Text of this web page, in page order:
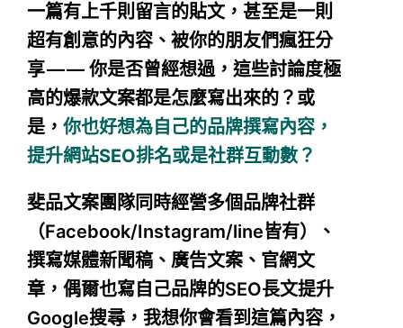
一篇有上千則留言的貼文，甚至是一則
超有創意的內容、被你的朋友們瘋狂分
享 — — 你是否曾經想過，這些討論度極
高的爆款文案都是怎麼寫出來的？或
是， 你也好想為自己的品牌撰寫內容，
提升網站SEO排名或是社群互動數？
斐品文案團隊同時經營多個品牌社群
（Facebook/Instagram/line皆有）、
撰寫媒體新聞稿、廣告文案、官網文
章，偶爾也寫自己品牌的SEO長文提升
Google搜尋，我想你會看到這篇內容，